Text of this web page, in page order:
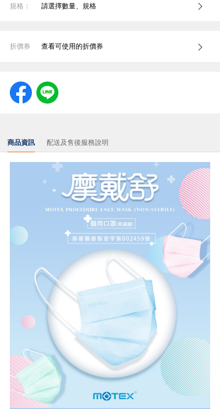
規格： 請選擇數量、規格
折價券 查看可使用的折價券
商品資訊 配送及售後服務說明